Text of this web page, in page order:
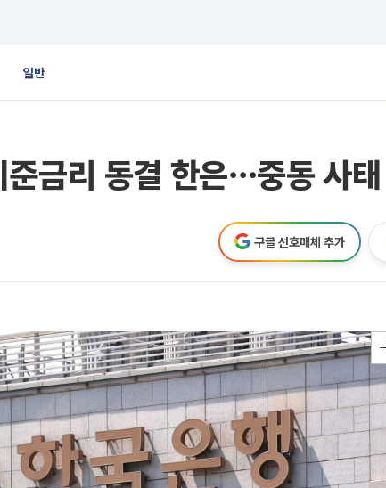
일반
준금리 동결 한은⋯중동 사
구글 선호매체 추가